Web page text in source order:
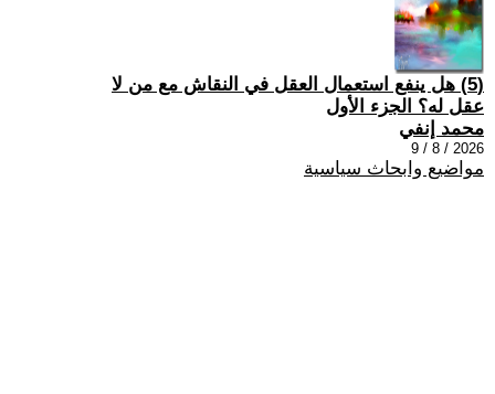
(5) هل ينفع استعمال العقل في النقاش مع من لا
عقل له؟ الجزء الأول
محمد إنفي
2026 / 8 / 9
مواضيع وابحاث سياسية